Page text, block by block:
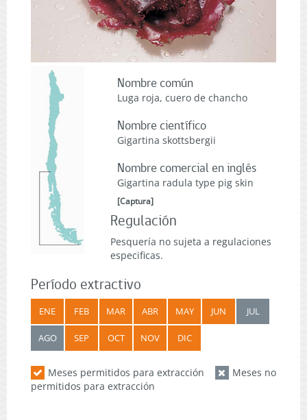
Nombre común
Luga roja, cuero de chancho
Nombre científico
Gigartina skottsbergii
Nombre comercial en inglés
Gigartina radula type pig skin
[Captura]
Regulación
Pesquería no sujeta a regulaciones
especificas.
Período extractivo
ENE FEB MAR ABR MAY JUN JUL
AGO SEP OCT NOV DIC
Meses permitidos para extracción
Meses no
permitidos para extracción